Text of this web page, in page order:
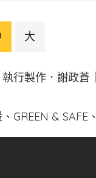
大
行製作．謝政蒼
GREEN & SAFE